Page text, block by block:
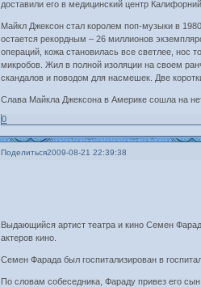
доставили его в медицинский центр
Майкл Джексон стал королем поп-музыки в
остается рекордным – 26 миллионов
операций, кожа становилась все светлее,
микробов. Жил в полной изоляции на своем
скандалов и поводом для насмешек. Две
Слава Майкла Джексона в Америке сошла на
0
Поделиться2009-08-21 22:39:38
Выдающийся артист театра и кино Семен
актеров кино.
Семен Фарада был госпитализирован в
По словам собеседника, Фараду привез его